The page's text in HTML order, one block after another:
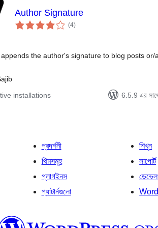
Author Signature
(4total
ratings
)
the author's signature to blog posts or/
installations
6.5.9 এর
প্রদর্শনী
থিমসমূহ
প্লাগইনস
প্যাটার্নগুলো
শিখুন
সাপোর্ট